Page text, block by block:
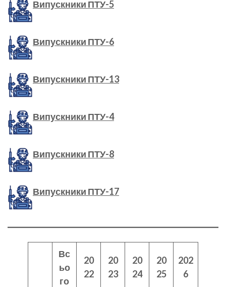
Випускники ПТУ-5
Випускники ПТУ-6
Випускники ПТУ-13
Випускники ПТУ-4
Випускники ПТУ-8
Випускники ПТУ-17
Вс
ьо
го
20
22
20
23
20
24
20
25
202
6